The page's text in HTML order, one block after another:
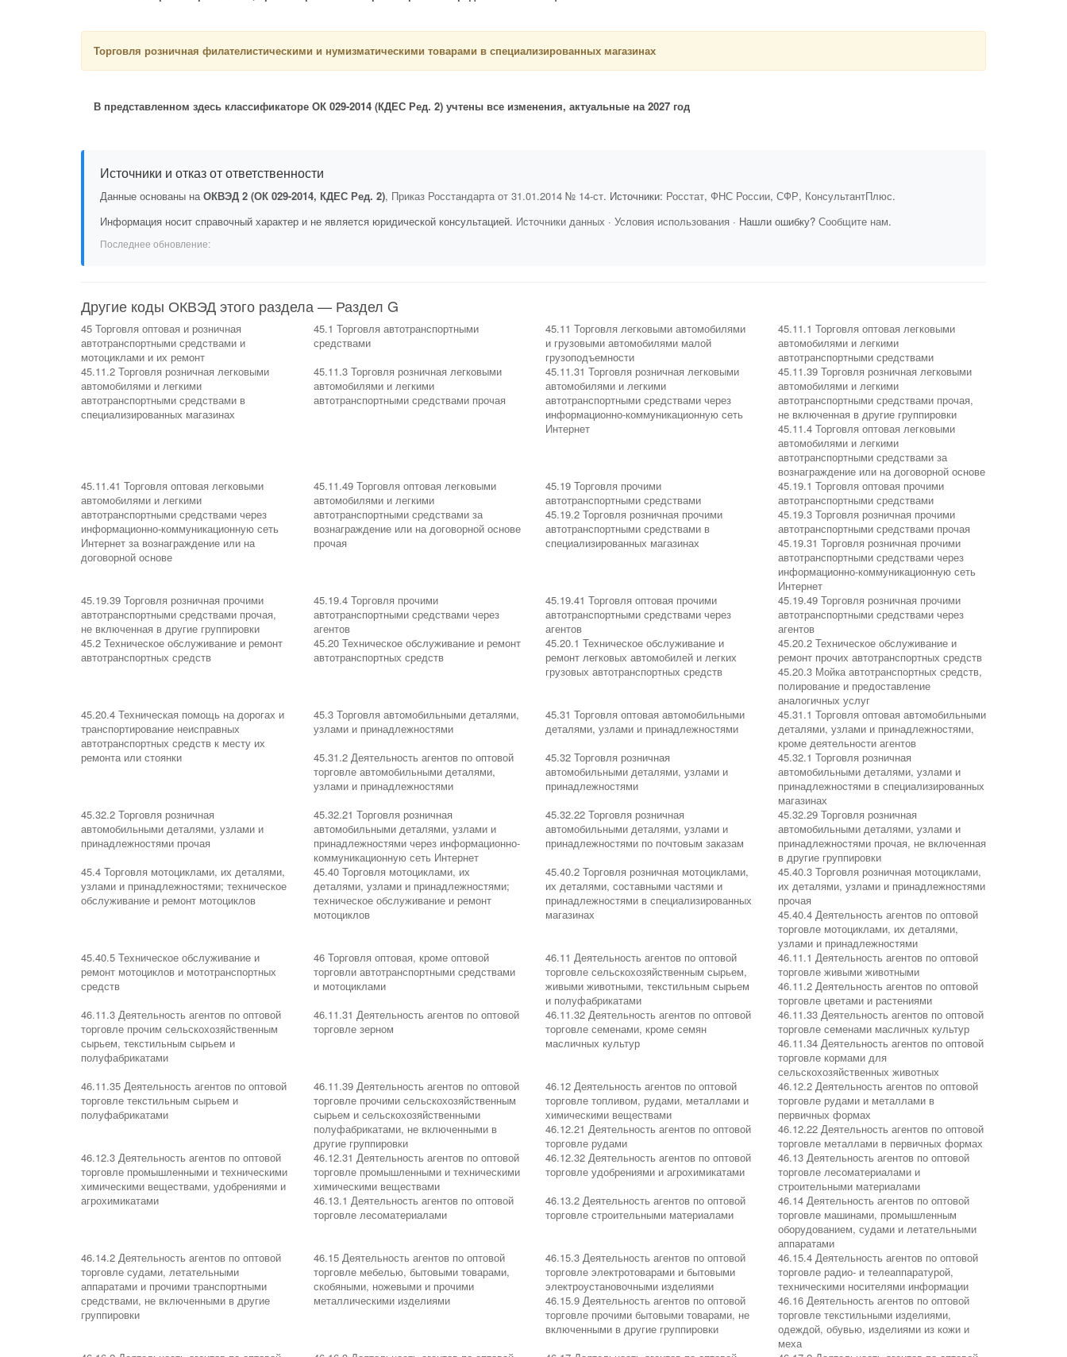
Торговля розничная филателистическими и нумизматическими товарами в специализированных магазинах
В представленном здесь классификаторе ОК 029-2014 (КДЕС Ред. 2) учтены все изменения, актуальные на 2027 год
Источники и отказ от ответственности
Данные основаны наОКВЭД 2 (ОК 029-2014, КДЕС Ред. 2), Приказ Росстандарта от 31.01.2014 № 14-ст. Источники: Росстат, ФНС России, СФР, КонсультантПлюс.
Информация носит справочный характер и не является юридической консультацией. Источники данных · Условия использования · Нашли ошибку? Сообщите нам.
Последнее обновление:
Другие коды ОКВЭД этого раздела — Раздел G
45 Торговля оптовая и розничная
автотранспортными средствами и
мотоциклами и их ремонт
45.1 Торговля автотранспортными
средствами
45.11 Торговля легковыми автомобилями
и грузовыми автомобилями малой
грузоподъемности
45.11.1 Торговля оптовая легковыми
автомобилями и легкими
автотранспортными средствами
45.11.2 Торговля розничная легковыми
автомобилями и легкими
автотранспортными средствами в
специализированных магазинах
45.11.3 Торговля розничная легковыми
автомобилями и легкими
автотранспортными средствами прочая
45.11.31 Торговля розничная легковыми
автомобилями и легкими
автотранспортными средствами через
информационно-коммуникационную сеть
Интернет
45.11.39 Торговля розничная легковыми
автомобилями и легкими
автотранспортными средствами прочая,
не включенная в другие группировки
45.11.4 Торговля оптовая легковыми
автомобилями и легкими
автотранспортными средствами за
вознаграждение или на договорной основе
45.11.41 Торговля оптовая легковыми
автомобилями и легкими
автотранспортными средствами через
информационно-коммуникационную сеть
Интернет за вознаграждение или на
договорной основе
45.11.49 Торговля оптовая легковыми
автомобилями и легкими
автотранспортными средствами за
вознаграждение или на договорной основе
прочая
45.19 Торговля прочими
автотранспортными средствами
45.19.1 Торговля оптовая прочими
автотранспортными средствами
45.19.2 Торговля розничная прочими
автотранспортными средствами в
специализированных магазинах
45.19.3 Торговля розничная прочими
автотранспортными средствами прочая
45.19.31 Торговля розничная прочими
автотранспортными средствами через
информационно-коммуникационную сеть
Интернет
45.19.39 Торговля розничная прочими
автотранспортными средствами прочая,
не включенная в другие группировки
45.19.4 Торговля прочими
автотранспортными средствами через
агентов
45.19.41 Торговля оптовая прочими
автотранспортными средствами через
агентов
45.19.49 Торговля розничная прочими
автотранспортными средствами через
агентов
45.2 Техническое обслуживание и ремонт
автотранспортных средств
45.20 Техническое обслуживание и ремонт
автотранспортных средств
45.20.1 Техническое обслуживание и
ремонт легковых автомобилей и легких
грузовых автотранспортных средств
45.20.2 Техническое обслуживание и
ремонт прочих автотранспортных средств
45.20.3 Мойка автотранспортных средств,
полирование и предоставление
аналогичных услуг
45.20.4 Техническая помощь на дорогах и
транспортирование неисправных
автотранспортных средств к месту их
ремонта или стоянки
45.3 Торговля автомобильными деталями,
узлами и принадлежностями
45.31 Торговля оптовая автомобильными
деталями, узлами и принадлежностями
45.31.1 Торговля оптовая автомобильными
деталями, узлами и принадлежностями,
кроме деятельности агентов
45.31.2 Деятельность агентов по оптовой
торговле автомобильными деталями,
узлами и принадлежностями
45.32 Торговля розничная
автомобильными деталями, узлами и
принадлежностями
45.32.1 Торговля розничная
автомобильными деталями, узлами и
принадлежностями в специализированных
магазинах
45.32.2 Торговля розничная
автомобильными деталями, узлами и
принадлежностями прочая
45.32.21 Торговля розничная
автомобильными деталями, узлами и
принадлежностями через информационно-
коммуникационную сеть Интернет
45.32.22 Торговля розничная
автомобильными деталями, узлами и
принадлежностями по почтовым заказам
45.32.29 Торговля розничная
автомобильными деталями, узлами и
принадлежностями прочая, не включенная
в другие группировки
45.4 Торговля мотоциклами, их деталями,
узлами и принадлежностями; техническое
обслуживание и ремонт мотоциклов
45.40 Торговля мотоциклами, их
деталями, узлами и принадлежностями;
техническое обслуживание и ремонт
мотоциклов
45.40.2 Торговля розничная мотоциклами,
их деталями, составными частями и
принадлежностями в специализированных
магазинах
45.40.3 Торговля розничная мотоциклами,
их деталями, узлами и принадлежностями
прочая
45.40.4 Деятельность агентов по оптовой
торговле мотоциклами, их деталями,
узлами и принадлежностями
45.40.5 Техническое обслуживание и
ремонт мотоциклов и мототранспортных
средств
46 Торговля оптовая, кроме оптовой
торговли автотранспортными средствами
и мотоциклами
46.11 Деятельность агентов по оптовой
торговле сельскохозяйственным сырьем,
живыми животными, текстильным сырьем
и полуфабрикатами
46.11.1 Деятельность агентов по оптовой
торговле живыми животными
46.11.2 Деятельность агентов по оптовой
торговле цветами и растениями
46.11.3 Деятельность агентов по оптовой
торговле прочим сельскохозяйственным
сырьем, текстильным сырьем и
полуфабрикатами
46.11.31 Деятельность агентов по оптовой
торговле зерном
46.11.32 Деятельность агентов по оптовой
торговле семенами, кроме семян
масличных культур
46.11.33 Деятельность агентов по оптовой
торговле семенами масличных культур
46.11.34 Деятельность агентов по оптовой
торговле кормами для
сельскохозяйственных животных
46.11.35 Деятельность агентов по оптовой
торговле текстильным сырьем и
полуфабрикатами
46.11.39 Деятельность агентов по оптовой
торговле прочими сельскохозяйственным
сырьем и сельскохозяйственными
полуфабрикатами, не включенными в
другие группировки
46.12 Деятельность агентов по оптовой
торговле топливом, рудами, металлами и
химическими веществами
46.12.2 Деятельность агентов по оптовой
торговле рудами и металлами в
первичных формах
46.12.21 Деятельность агентов по оптовой
торговле рудами
46.12.22 Деятельность агентов по оптовой
торговле металлами в первичных формах
46.12.3 Деятельность агентов по оптовой
торговле промышленными и техническими
химическими веществами, удобрениями и
агрохимикатами
46.12.31 Деятельность агентов по оптовой
торговле промышленными и техническими
химическими веществами
46.12.32 Деятельность агентов по оптовой
торговле удобрениями и агрохимикатами
46.13 Деятельность агентов по оптовой
торговле лесоматериалами и
строительными материалами
46.13.1 Деятельность агентов по оптовой
торговле лесоматериалами
46.13.2 Деятельность агентов по оптовой
торговле строительными материалами
46.14 Деятельность агентов по оптовой
торговле машинами, промышленным
оборудованием, судами и летательными
аппаратами
46.14.2 Деятельность агентов по оптовой
торговле судами, летательными
аппаратами и прочими транспортными
средствами, не включенными в другие
группировки
46.15 Деятельность агентов по оптовой
торговле мебелью, бытовыми товарами,
скобяными, ножевыми и прочими
металлическими изделиями
46.15.3 Деятельность агентов по оптовой
торговле электротоварами и бытовыми
электроустановочными изделиями
46.15.4 Деятельность агентов по оптовой
торговле радио- и телеаппаратурой,
техническими носителями информации
46.15.9 Деятельность агентов по оптовой
торговле прочими бытовыми товарами, не
включенными в другие группировки
46.16 Деятельность агентов по оптовой
торговле текстильными изделиями,
одеждой, обувью, изделиями из кожи и
меха